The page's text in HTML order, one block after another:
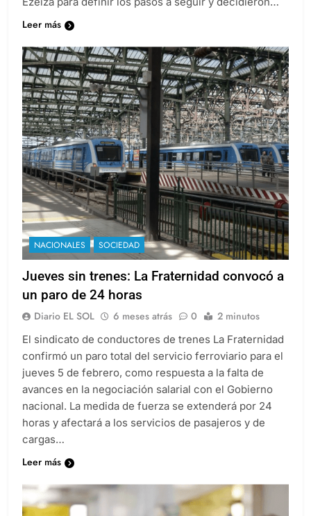
Leer más
NACIONALES SOCIEDAD
Jueves sin trenes: La Fraternidad convocó a
un paro de 24 horas
Diario EL SOL 6 meses atrás 0 2 minutos
El sindicato de conductores de trenes La Fraternidad
confirmó un paro total del servicio ferroviario para el
jueves 5 de febrero, como respuesta a la falta de
avances en la negociación salarial con el Gobierno
nacional. La medida de fuerza se extenderá por 24
horas y afectará a los servicios de pasajeros y de
cargas…
Leer más